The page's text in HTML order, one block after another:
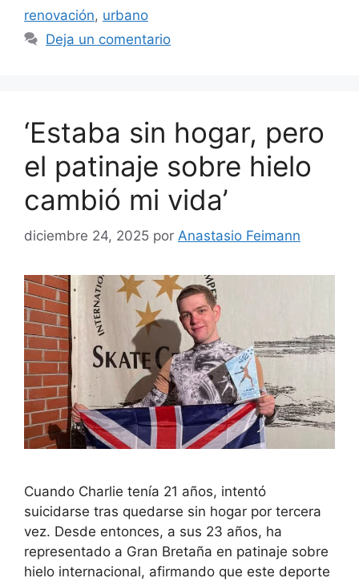
renovación, urbano
Deja un comentario
‘Estaba sin hogar, pero
el patinaje sobre hielo
cambió mi vida’
diciembre 24, 2025 por Anastasio Feimann
Cuando Charlie tenía 21 años, intentó
suicidarse tras quedarse sin hogar por tercera
vez. Desde entonces, a sus 23 años, ha
representado a Gran Bretaña en patinaje sobre
hielo internacional, afirmando que este deporte